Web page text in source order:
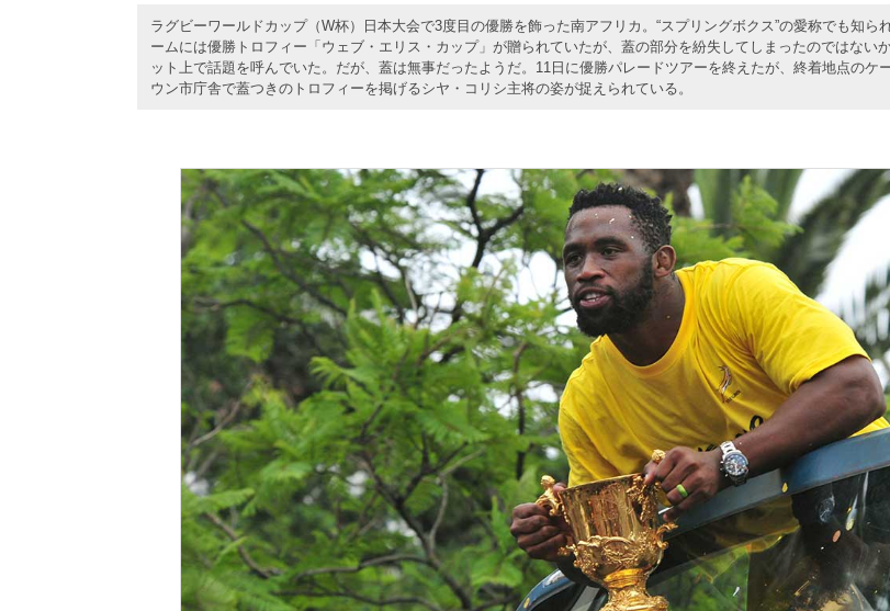
ラグビーワールドカップ（W杯）日本大会で3度目の優勝を飾った南アフリカ。“スプリングボクス”の愛称でも知ら
ームには優勝トロフィー「ウェブ・エリス・カップ」が贈られていたが、蓋の部分を紛失してしまったのではない
ット上で話題を呼んでいた。だが、蓋は無事だったようだ。11日に優勝パレードツアーを終えたが、終着地点のケ
ウン市庁舎で蓋つきのトロフィーを掲げるシヤ・コリシ主将の姿が捉えられている。